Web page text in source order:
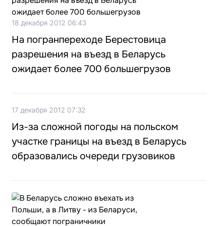
18 декабря 2012 06:43
На погранпереходе Берестовица
разрешения на въезд в Беларусь
ожидает более 700 большегрузов
17 декабря 2012 07:32
Из-за сложной погоды на польском
участке границы на въезд в Беларусь
образовались очереди грузовиков